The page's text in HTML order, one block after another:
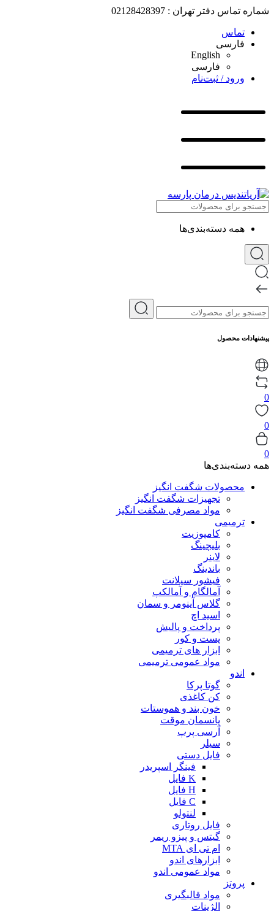
شماره تماس دفتر تهران : 02128428397
تماس
فارسی
English
فارسی
ورود / ثبت‌نام
همه دسته‌بندی‌ها
پیشنهادات محصول
0
0
0
همه دسته‌بندی‌ها
محصولات شگفت انگیز
تجهیزات شگفت انگیز
مواد مصرفی شگفت انگیز
ترمیمی
کامپوزیت
بلیچینگ
لاینر
باندینگ
فیشور سیلانت
آمالگام و آمالکپ
گلاس آینومر و سمان
اسید اچ
پرداخت و پالیش
پست و کور
ابزار های ترمیمی
مواد عمومی ترمیمی
اندو
گوتا پرکا
کن کاغذی
خون بند و هموستات
پانسمان موقت
آرسی پرپ
سیلر
فایل دستی
فینگر اسپریدر
K فایل
H فایل
C فایل
لنتولو
فایل روتاری
گیتس و پیزو ریمر
ام تی ای MTA
ابزارهای اندو
مواد عمومی اندو
پروتز
مواد قالبگیری
الژینات